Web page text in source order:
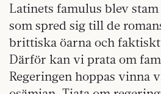
Latinets famulus blev
som spred sig till de
brittiska öarna och
Därför kan vi prata om
Regeringen hoppas vinna